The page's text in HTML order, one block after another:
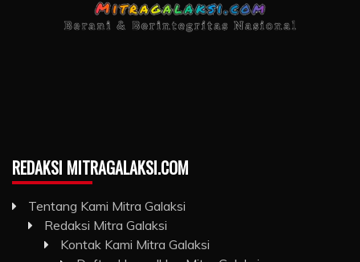
REDAKSI MITRAGALAKSI.COM
Tentang Kami Mitra Galaksi
Redaksi Mitra Galaksi
Kontak Kami Mitra Galaksi